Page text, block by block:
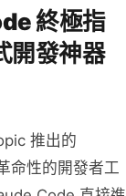
終極指
開發神器
推出的
命性的開發者工